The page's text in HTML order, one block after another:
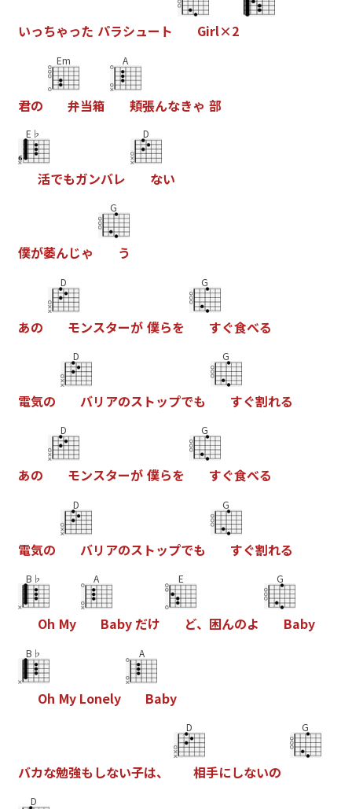
いっちゃった パラシュー ト Girl×2
君の
Em
弁当箱
A
頬張んなきゃ 部
E♭
活でもガンバレ
D
ない
僕が萎んじゃ
G
う
あの
D
モンスターが 僕らを
G
すぐ食べる
電気の
D
バリ アのス トップでも
G
すぐ割れる
あの
D
モンスターが 僕らを
G
すぐ食べる
電気の
D
バリ アのス トップでも
G
すぐ割れる
B♭
Oh My
A
Baby だけ
E
ど、 困んのよ
G
Baby
B♭
Oh My Lonely
A
Baby
バカな勉強もしない子は、
D
相手にしないの
G
D